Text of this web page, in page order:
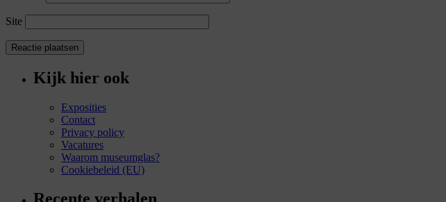
Site
Kijk hier ook
Exposities
Contact
Privacy policy
Vacatures
Waarom museumglas?
Cookiebeleid (EU)